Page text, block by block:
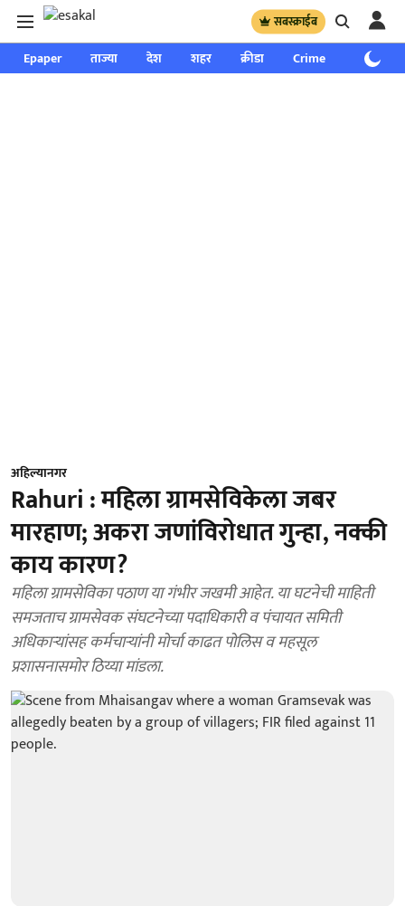
सबस्क्राईब
Epaper ताज्या देश शहर क्रीडा Crime साप्ताहिक
अहिल्यानगर
Rahuri : महिला ग्रामसेविकेला जबर
मारहाण; अकरा जणांविरोधात गुन्हा, नक्की
काय कारण?
महिला ग्रामसेविका पठाण या गंभीर जखमी आहेत. या घटनेची माहिती
समजताच ग्रामसेवक संघटनेच्या पदाधिकारी व पंचायत समिती
अधिकाऱ्यांसह कर्मचाऱ्यांनी मोर्चा काढत पोलिस व महसूल
प्रशासनासमोर ठिय्या मांडला.